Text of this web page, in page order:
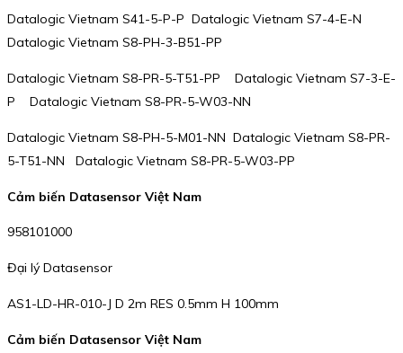
Datalogic Vietnam S41-5-P-P Datalogic Vietnam S7-4-E-N
Datalogic Vietnam S8-PH-3-B51-PP
Datalogic Vietnam S8-PR-5-T51-PP Datalogic Vietnam S7-3-E-
P Datalogic Vietnam S8-PR-5-W03-NN
Datalogic Vietnam S8-PH-5-M01-NN Datalogic Vietnam S8-PR-
5-T51-NN Datalogic Vietnam S8-PR-5-W03-PP
Cảm biến Datasensor Việt Nam
958101000
Đại lý Datasensor
AS1-LD-HR-010-J D 2m RES 0.5mm H 100mm
Cảm biến Datasensor Việt Nam